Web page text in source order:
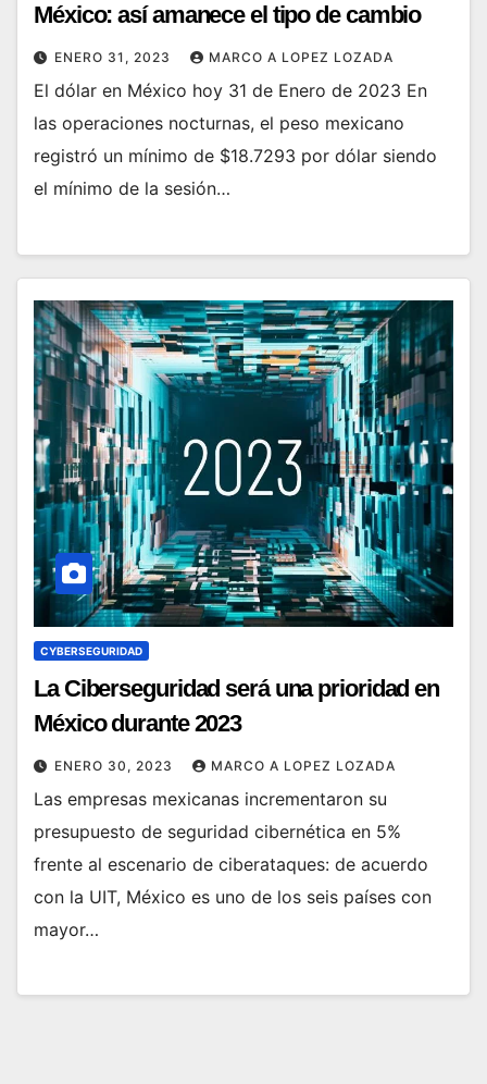
México: así amanece el tipo de cambio
ENERO 31, 2023 MARCO A LOPEZ LOZADA
El dólar en México hoy 31 de Enero de 2023 En
las operaciones nocturnas, el peso mexicano
registró un mínimo de $18.7293 por dólar siendo
el mínimo de la sesión…
CYBERSEGURIDAD
La Ciberseguridad será una prioridad en
México durante 2023
ENERO 30, 2023 MARCO A LOPEZ LOZADA
Las empresas mexicanas incrementaron su
presupuesto de seguridad cibernética en 5%
frente al escenario de ciberataques: de acuerdo
con la UIT, México es uno de los seis países con
mayor…